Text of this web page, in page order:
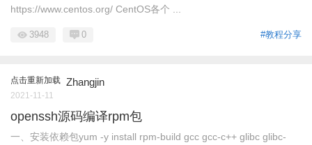
https://www.centos.org/ CentOS各个 ...
#教程分享
3948 0
点击重新加载 Zhangjin
2021-11-11
openssh源码编译rpm包
一、安装依赖包yum -y install rpm-build gcc gcc-c++ glibc glibc-